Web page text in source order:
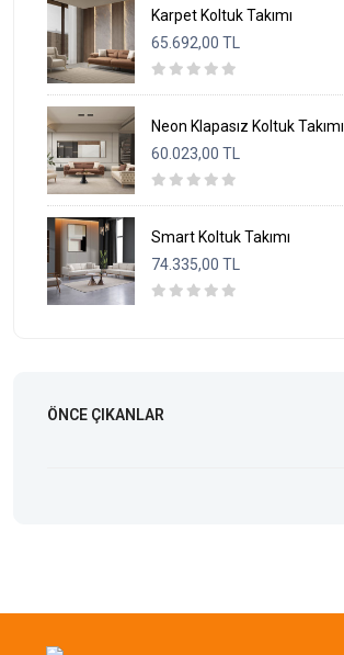
Karpet Koltuk Takımı
65.692,00 TL
Neon Klapasız Koltuk Takımı
60.023,00 TL
Smart Koltuk Takımı
74.335,00 TL
ÖNCE ÇIKANLAR